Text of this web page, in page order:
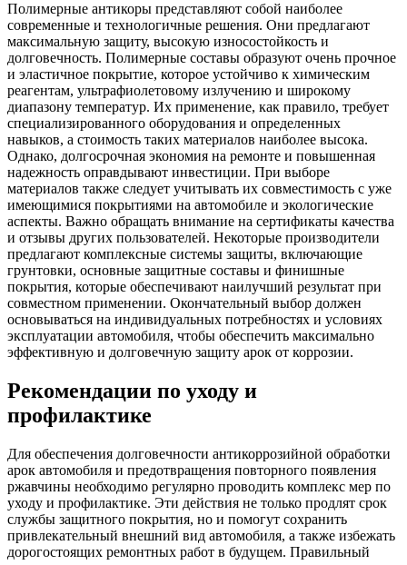
Полимерные антикоры представляют собой наиболее
современные и технологичные решения. Они предлагают
максимальную защиту, высокую износостойкость и
долговечность. Полимерные составы образуют очень прочное
и эластичное покрытие, которое устойчиво к химическим
реагентам, ультрафиолетовому излучению и широкому
диапазону температур. Их применение, как правило, требует
специализированного оборудования и определенных
навыков, а стоимость таких материалов наиболее высока.
Однако, долгосрочная экономия на ремонте и повышенная
надежность оправдывают инвестиции. При выборе
материалов также следует учитывать их совместимость с уже
имеющимися покрытиями на автомобиле и экологические
аспекты. Важно обращать внимание на сертификаты качества
и отзывы других пользователей. Некоторые производители
предлагают комплексные системы защиты, включающие
грунтовки, основные защитные составы и финишные
покрытия, которые обеспечивают наилучший результат при
совместном применении. Окончательный выбор должен
основываться на индивидуальных потребностях и условиях
эксплуатации автомобиля, чтобы обеспечить максимально
эффективную и долговечную защиту арок от коррозии.
Рекомендации по уходу и
профилактике
Для обеспечения долговечности антикоррозийной обработки
арок автомобиля и предотвращения повторного появления
ржавчины необходимо регулярно проводить комплекс мер по
уходу и профилактике. Эти действия не только продлят срок
службы защитного покрытия, но и помогут сохранить
привлекательный внешний вид автомобиля, а также избежать
дорогостоящих ремонтных работ в будущем. Правильный